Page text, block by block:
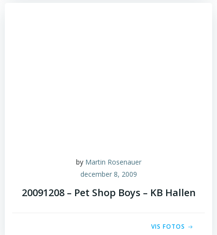
by Martin Rosenauer
december 8, 2009
20091208 – Pet Shop Boys – KB Hallen
VIS FOTOS